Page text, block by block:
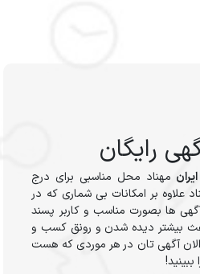
رایگان
مهناد محل مناسبی برای درج
علاوه بر امکانات بی شماری که در
آگهی ها بصورت مناسب و کاربر پسند
بیشتر دیده شدن و رونق کسب و
آگهی تان در هر موردی که هست